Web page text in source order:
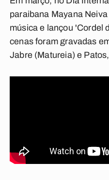
paraibana Mayana
música e lançou 'Cordel
cenas foram gravadas
Jabre (Matureia) e